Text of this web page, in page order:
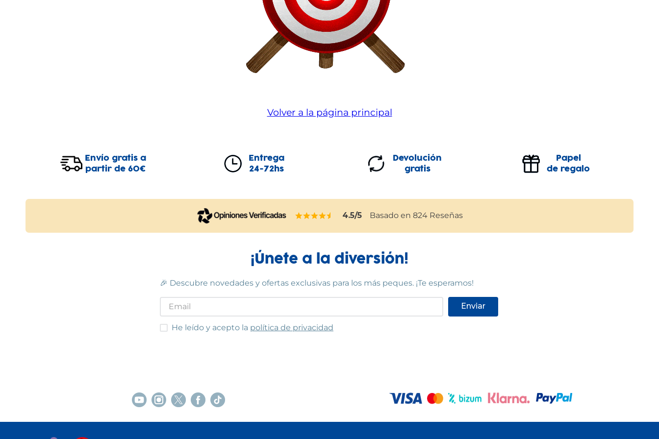
Volver a la página principal
Envío gratis a
partir de 60€
Entrega
24-72hs
Devolución
gratis
Papel
de regalo
4.5/5 Basado en 824 Reseñas
¡Únete a la diversión!
🎉 Descubre novedades y ofertas exclusivas para los más peques. ¡Te esperamos!
Enviar
He leído y acepto las condiciones
He leído y acepto la política de privacidad